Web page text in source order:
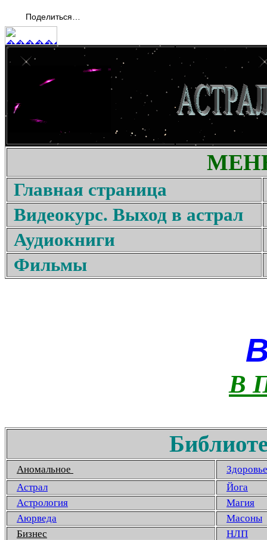
Поделиться…
Главная страница
Видеокурс. Выход в астрал
Аудиокниги
Фильмы
В
Аномальное
Здоровье
Астрал
Йога
Астрология
Магия
Аюрведа
Масоны
Бизнес
НЛП